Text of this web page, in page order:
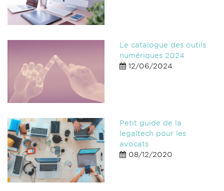
Le catalogue des outils
numériques 2024
12/06/2024
Petit guide de la
legaltech pour les
avocats
08/12/2020